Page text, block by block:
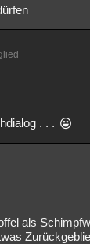
. . .
als